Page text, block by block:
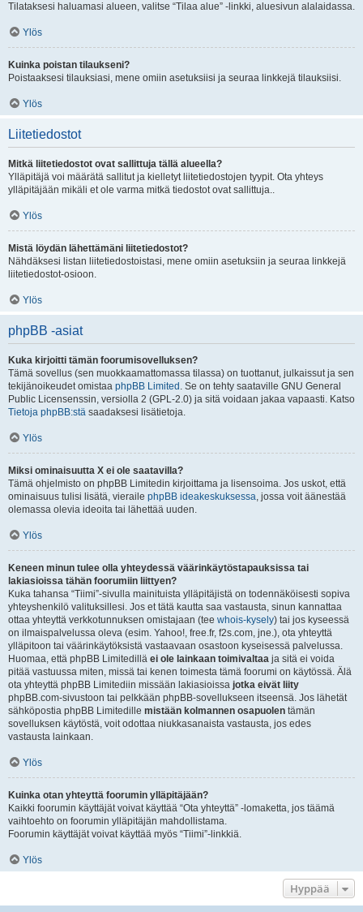
Tilataksesi haluamasi alueen, valitse “Tilaa alue” -linkki, aluesivun alalaidassa.
Ylös
Kuinka poistan tilaukseni?
Poistaaksesi tilauksiasi, mene omiin asetuksiisi ja seuraa linkkejä tilauksiisi.
Ylös
Liitetiedostot
Mitkä liitetiedostot ovat sallittuja tällä alueella?
Ylläpitäjä voi määrätä sallitut ja kielletyt liitetiedostojen tyypit. Ota yhteys
ylläpitäjään mikäli et ole varma mitkä tiedostot ovat sallittuja..
Ylös
Mistä löydän lähettämäni liitetiedostot?
Nähdäksesi listan liitetiedostoistasi, mene omiin asetuksiin ja seuraa linkkejä
liitetiedostot-osioon.
Ylös
phpBB -asiat
Kuka kirjoitti tämän foorumisovelluksen?
Tämä sovellus (sen muokkaamattomassa tilassa) on tuottanut, julkaissut ja sen
tekijänoikeudet omistaa phpBB Limited . Se on tehty saataville GNU General
Public Licensenssin, versiolla 2 (GPL-2.0) ja sitä voidaan jakaa vapaasti. Katso
Tietoja phpBB:stä saadaksesi lisätietoja.
Ylös
Miksi ominaisuutta X ei ole saatavilla?
Tämä ohjelmisto on phpBB Limitedin kirjoittama ja lisensoima. Jos uskot, että
ominaisuus tulisi lisätä, vieraile phpBB ideakeskuksessa, jossa voit äänestää
olemassa olevia ideoita tai lähettää uuden.
Ylös
Keneen minun tulee olla yhteydessä väärinkäytöstapauksissa tai
lakiasioissa tähän foorumiin liittyen?
Kuka tahansa “Tiimi”-sivulla mainituista ylläpitäjistä on todennäköisesti sopiva
yhteyshenkilö valituksillesi. Jos et tätä kautta saa vastausta, sinun kannattaa
ottaa yhteyttä verkkotunnuksen omistajaan (tee whois-kysely) tai jos kyseessä
on ilmaispalvelussa oleva (esim. Yahoo!, free.fr, f2s.com, jne.), ota yhteyttä
ylläpitoon tai väärinkäytöksistä vastaavaan osastoon kyseisessä palvelussa.
Huomaa, että phpBB Limitedillä ei ole lainkaan toimivaltaa ja sitä ei voida
pitää vastuussa miten, missä tai kenen toimesta tämä foorumi on käytössä. Älä
ota yhteyttä phpBB Limitediin missään lakiasioissa jotka eivät liity
phpBB.com-sivustoon tai pelkkään phpBB-sovellukseen itseensä. Jos lähetät
sähköpostia phpBB Limitedille mistään kolmannen osapuolen tämän
sovelluksen käytöstä, voit odottaa niukkasanaista vastausta, jos edes
vastausta lainkaan.
Ylös
Kuinka otan yhteyttä foorumin ylläpitäjään?
Kaikki foorumin käyttäjät voivat käyttää “Ota yhteyttä” -lomaketta, jos täämä
vaihtoehto on foorumin ylläpitäjän mahdollistama.
Foorumin käyttäjät voivat käyttää myös “Tiimi”-linkkiä.
Ylös
Hyppää